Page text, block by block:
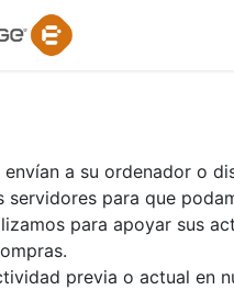
a su ordenador o
servidores para que
para apoyar sus
previa o actual en